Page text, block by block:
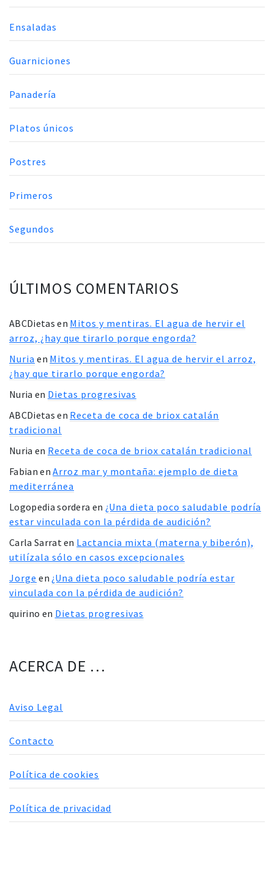
Ensaladas
Guarniciones
Panadería
Platos únicos
Postres
Primeros
Segundos
ÚLTIMOS COMENTARIOS
ABCDietas en Mitos y mentiras. El agua de hervir el
arroz, ¿hay que tirarlo porque engorda?
Nuria en Mitos y mentiras. El agua de hervir el arroz,
¿hay que tirarlo porque engorda?
Nuria en Dietas progresivas
ABCDietas en Receta de coca de briox catalán
tradicional
Nuria en Receta de coca de briox catalán tradicional
Fabian enArroz mar y montaña: ejemplo de dieta
mediterránea
Logopedia sordera en ¿Una dieta poco saludable podría
estar vinculada con la pérdida de audición?
Carla Sarraten Lactancia mixta (materna y biberón),
utilízala sólo en casos excepcionales
Jorge en ¿Una dieta poco saludable podría estar
vinculada con la pérdida de audición?
quirino en Dietas progresivas
ACERCA DE …
Aviso Legal
Contacto
Política de cookies
Política de privacidad